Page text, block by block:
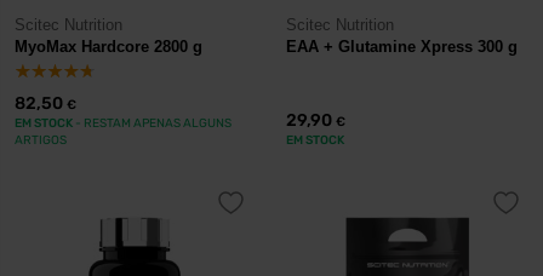
Scitec Nutrition
MyoMax Hardcore 2800 g
82,50 €
EM STOCK - RESTAM APENAS ALGUNS
ARTIGOS
Scitec Nutrition
EAA + Glutamine Xpress 300 g
29,90 €
EM STOCK